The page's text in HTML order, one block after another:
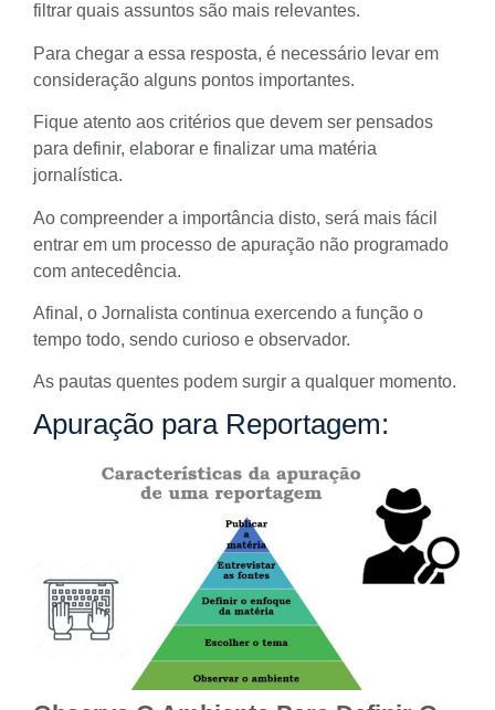
filtrar quais assuntos são mais relevantes.
Para chegar a essa resposta, é necessário levar em
consideração alguns pontos importantes.
Fique atento aos critérios que devem ser pensados
para definir, elaborar e finalizar uma matéria
jornalística.
Ao compreender a importância disto, será mais fácil
entrar em um processo de apuração não programado
com antecedência.
Afinal, o Jornalista continua exercendo a função o
tempo todo, sendo curioso e observador.
As pautas quentes podem surgir a qualquer momento.
Apuração para Reportagem: